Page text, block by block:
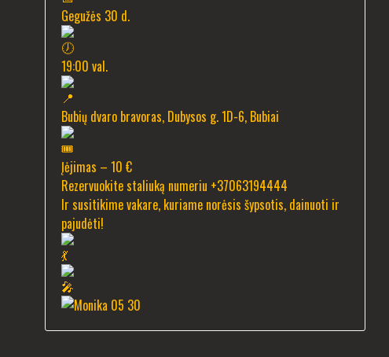
Gegužės 30 d.
19:00 val.
Bubių dvaro bravoras, Dubysos g. 1D-6, Bubiai
Įėjimas – 10 €
Rezervuokite staliuką numeriu +37063194444
Ir susitikime vakare, kuriame norėsis šypsotis, dainuoti ir
pajudėti!